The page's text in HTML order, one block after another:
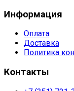
Информация
Оплата
Доставка
Политика
Контакты